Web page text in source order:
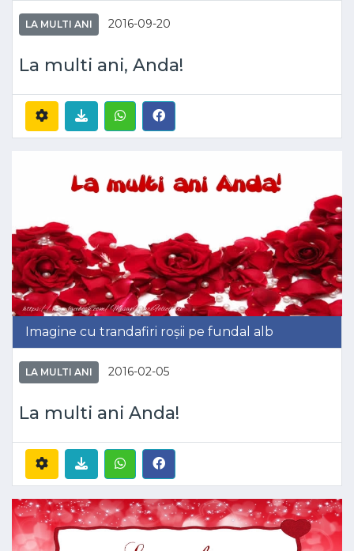
LA MULTI ANI 2016-09-20
La multi ani, Anda!
Imagine cu trandafiri roșii pe fundal alb
LA MULTI ANI 2016-02-05
La multi ani Anda!